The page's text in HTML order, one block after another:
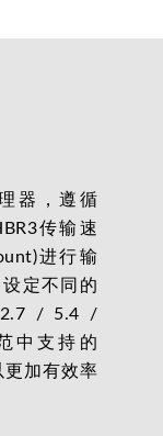
器，遵循
传输速
进行输
定不同的
2.7 / 5.4 /
中支持的
更加有效率